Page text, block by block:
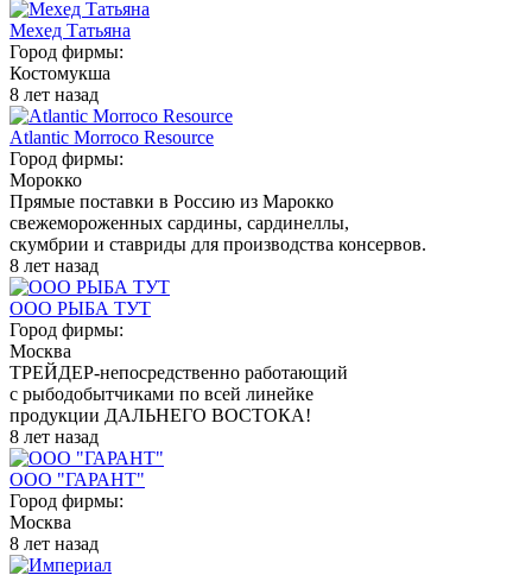
Мехед Татьяна
Город фирмы:
Костомукша
8 лет назад
Atlantic Morroco Resource
Город фирмы:
Морокко
Прямые поставки в Россию из Марокко
свежемороженных сардины, сардинеллы,
скумбрии и ставриды для производства консервов.
8 лет назад
ООО РЫБА ТУТ
Город фирмы:
Москва
ТРЕЙДЕР-непосредственно работающий
с рыбодобытчиками по всей линейке
продукции ДАЛЬНЕГО ВОСТОКА!
8 лет назад
ООО "ГАРАНТ"
Город фирмы:
Москва
8 лет назад